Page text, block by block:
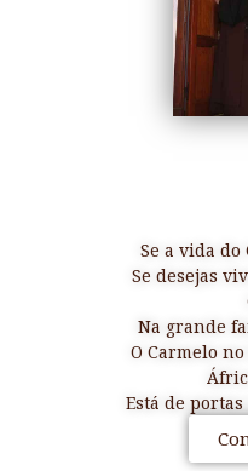
Se a vida
Se desejas
Na grande
O Carmelo
Está de